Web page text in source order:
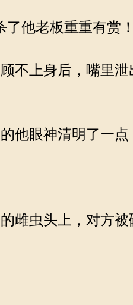
他老板重重有赏
不上身后，嘴里
眼神清明了一点
虫头上，对方被